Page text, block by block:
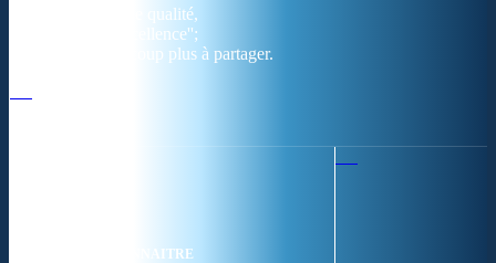
''Des prestations de qualité,
la garantie de l'excellence'';
Nous avons beaucoup plus à partager.
NOUS CONNAITRE